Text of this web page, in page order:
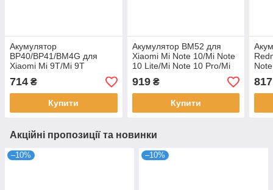
Акумулятор
BP40/BP41/BM4G для
Xiaomi Mi 9T/Mi 9T
714 ₴
Купити
Акумулятор BM52 для
Xiaomi Mi Note 10/Mi Note
10 Lite/Mi Note 10 Pro/Mi
919₴
Купити
817
Акційні пропозиції та новинки
–10% –10%